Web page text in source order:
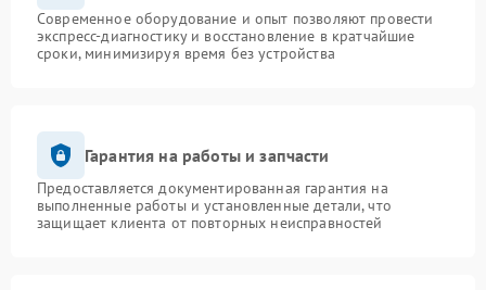
Современное оборудование и опыт позволяют провести
экспресс-диагностику и восстановление в кратчайшие
сроки, минимизируя время без устройства
Гарантия на работы и запчасти
Предоставляется документированная гарантия на
выполненные работы и установленные детали, что
защищает клиента от повторных неисправностей